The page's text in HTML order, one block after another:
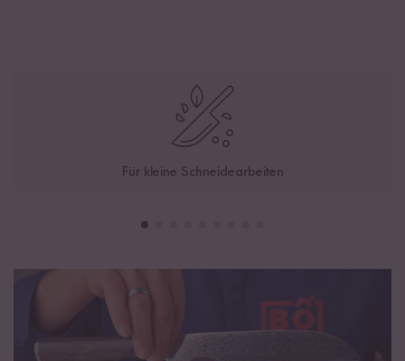
Klingenhöhe: 2,2 cm
Rost- und korrosionsbeständig
Lieferumfang
1 × Edelstahl Allzweck Messer
Für kleine Schneidearbeiten